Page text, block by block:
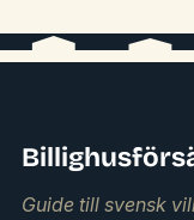
Guide till svensk